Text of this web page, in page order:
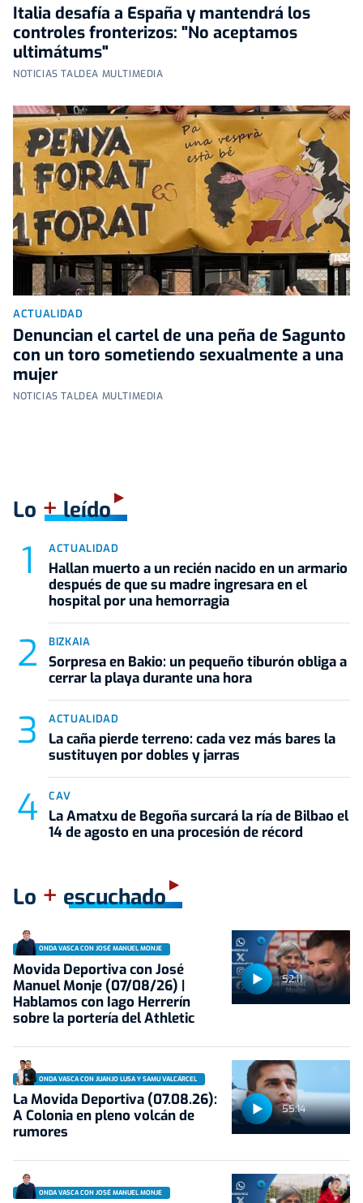
Italia desafía a España y mantendrá los
controles fronterizos: "No aceptamos
ultimátums"
NOTICIAS TALDEA MULTIMEDIA
ACTUALIDAD
Denuncian el cartel de una peña de Sagunto
con un toro sometiendo sexualmente a una
mujer
NOTICIAS TALDEA MULTIMEDIA
Lo +leído
ACTUALIDAD
Hallan muerto a un recién nacido en un armario
después de que su madre ingresara en el
hospital por una hemorragia
BIZKAIA
Sorpresa en Bakio: un pequeño tiburón obliga a
cerrar la playa durante una hora
ACTUALIDAD
La caña pierde terreno: cada vez más bares la
sustituyen por dobles y jarras
CAV
La Amatxu de Begoña surcará la ría de Bilbao el
14 de agosto en una procesión de récord
Lo + escuchado
52:11
ONDA VASCA CON JOSÉ MANUEL MONJE
Movida Deportiva con José
Manuel Monje (07/08/26) |
Hablamos con Iago Herrerín
sobre la portería del Athletic
55:14
ONDA VASCA CON JUANJO LUSA Y SAMU VALCÁRCEL
La Movida Deportiva (07.08.26):
A Colonia en pleno volcán de
rumores
ONDA VASCA CON JOSÉ MANUEL MONJE